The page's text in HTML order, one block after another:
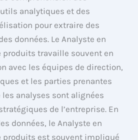
analytiques et des
pour extraire des
données. Le Analyste en
produits travaille souvent en
avec les équipes de direction,
et les parties prenantes
les analyses sont alignées
de l’entreprise. En
données, le Analyste en
produits est souvent impliqué